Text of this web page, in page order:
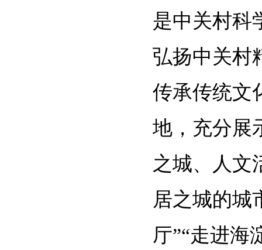
是中关村科
弘扬中关村
传承传统文
地，充分展
之城、人文
居之城的城
厅”“走进海